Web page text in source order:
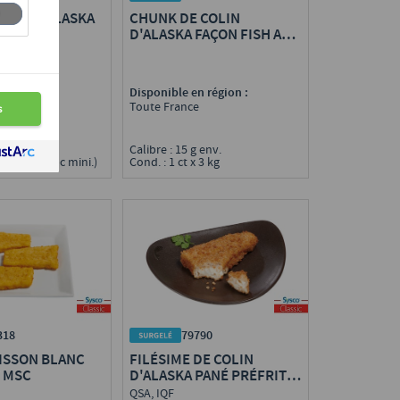
D'ALASKA
MSC
région :
g
4,8 kg (44 pc mini.)
CHUNK DE COLIN
D'ALASKA FAÇON FISH AND
Disponible en région :
Toute France
Calibre : 15 g env.
Cond. : 1 ct x 3 kg
BLANC
79790
FILÉSIME DE COLIN
D'ALASKA PANÉ PRÉFRIT,
CHAPELURE AU BLÉ
QSA, IQF